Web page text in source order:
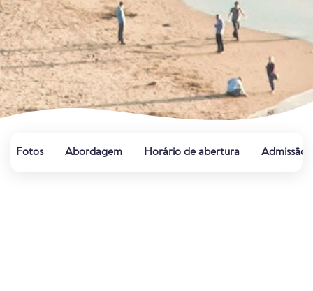
Fotos Abordagem Horário de abertura Admissão